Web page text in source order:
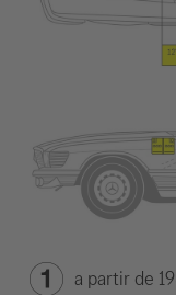
a partir de